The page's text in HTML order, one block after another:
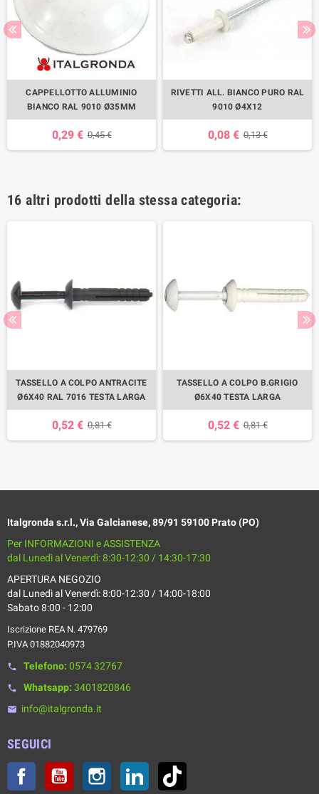
CAPPELLOTTO ALLUMINIO
BIANCO RAL 9010 Ø35MM
0,29 € 0,45 €
RIVETTI ALL. BIANCO PURO RAL
9010 Ø4X12
0,08 € 0,13 €
16 altri prodotti della stessa categoria:
TASSELLO A COLPO ANTRACITE
Ø6X40 RAL 7016 TESTA LARGA
0,52 € 0,81 €
TASSELLO A COLPO B.GRIGIO
Ø6X40 TESTA LARGA
0,52 € 0,81 €
Italgronda s.r.l., Via Galcianese, 89/91 59100 Prato (PO)
Per INFORMAZIONI e ASSISTENZA
dal Lunedì al Venerdì: 8:30-12:30 / 14:30-17:30
APERTURA NEGOZIO
dal Lunedì al Venerdì: 8:00-12:30 / 14:00-18:00
Sabato 8:00 - 12:00
Iscrizione REA N. 479769
P.IVA 01882040973
phone Telefono: 0574 32767
phone Whatsapp: 3401820846
email info@italgronda.it
SEGUICI
Facebook YouTube Instagram LinkedIn